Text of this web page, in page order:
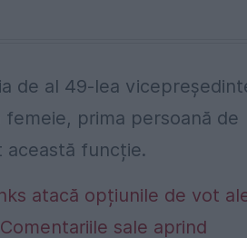
de al 49-lea
femeie, prima persoană de
această funcție.